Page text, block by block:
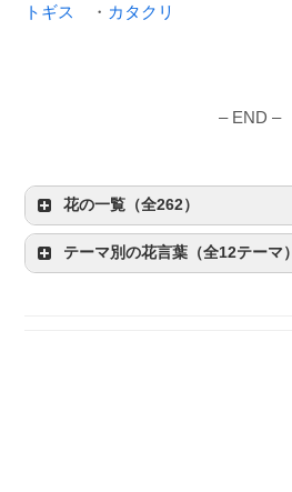
トギス
・ カタクリ
– END –
花の一覧（全262）
テーマ別の花言葉（全12テーマ）